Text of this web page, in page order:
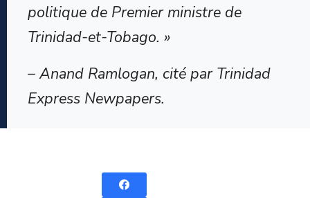
politique de Premier ministre de
Trinidad-et-Tobago. »
– Anand Ramlogan, cité par Trinidad
Express Newpapers.